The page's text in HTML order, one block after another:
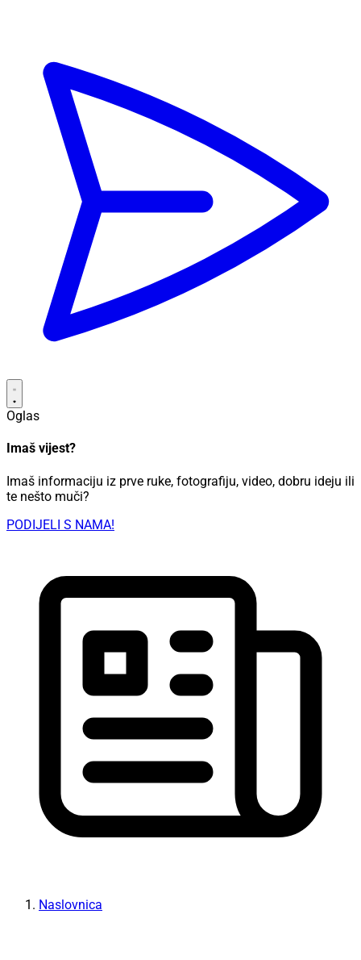
Oglas
Imaš vijest?
Imaš informaciju iz prve ruke, fotografiju, video, dobru ideju ili
te nešto muči?
PODIJELI S NAMA!
Naslovnica